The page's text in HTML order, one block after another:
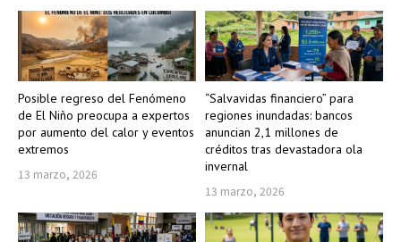
Posible regreso del Fenómeno
de El Niño preocupa a expertos
por aumento del calor y eventos
extremos
13 marzo, 2026
“Salvavidas financiero” para
regiones inundadas: bancos
anuncian 2,1 millones de
créditos tras devastadora ola
invernal
13 marzo, 2026